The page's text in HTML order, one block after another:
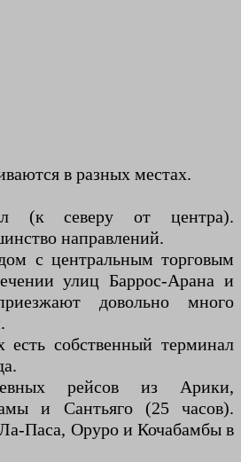
в разных местах.
(к северу от центра).
направлений.
с центральным торговым
улиц Баррос-Арана и
довольно много
есть собственный терминал
рейсов из Арики,
и Сантьяго (25 часов).
Паса, Оруро и Кочабамбы в